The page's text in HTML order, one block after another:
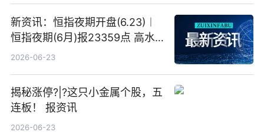
新资讯：恒指夜期开盘(6.23)︱
恒指夜期(6月)报23359点 高水
23点
2026-06-23
揭秘涨停?|?这只小金属个股，五
连板！ 报资讯
2026-06-23